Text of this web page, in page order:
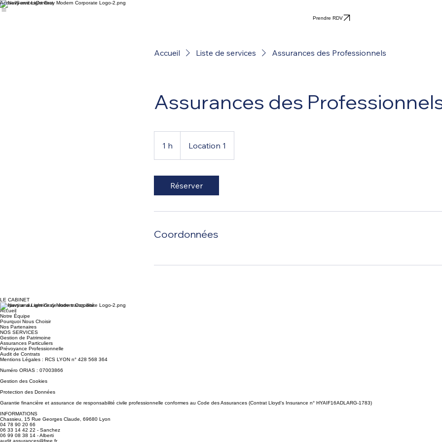
AccueilServicesContact
Prendre RDV
Accueil Liste de services Assurances des Professionnels
Assurances des
1 h Location 1
Réserver
Coordonnées
LE CABINET
L'expertise au service de votre tranquillité
Accueil
Notre Équipe
Pourquoi Nous Choisir
Nos Partenaires
NOS SERVICES
Gestion de Patrimoine
Assurances Particuliers
Prévoyance Professionnelle
Audit de Contrats
Mentions Légales : RCS LYON n° 428 568 364
Numéro ORIAS : 07003866
Gestion des Cookies
Protection des Données
Garantie financière et assurance de responsabilité civile professionnelle conformes au Code des Assurances (Contrat Lloyd's Insurance n° HYAIF16ADLARG-1783)
INFORMATIONS
Chassieu, 15 Rue Georges Claude, 69680 Lyon
04 78 90 20 66
06 33 14 42 22 - Sanchez
06 99 08 38 14 - Alberti
audit.assurances@free.fr